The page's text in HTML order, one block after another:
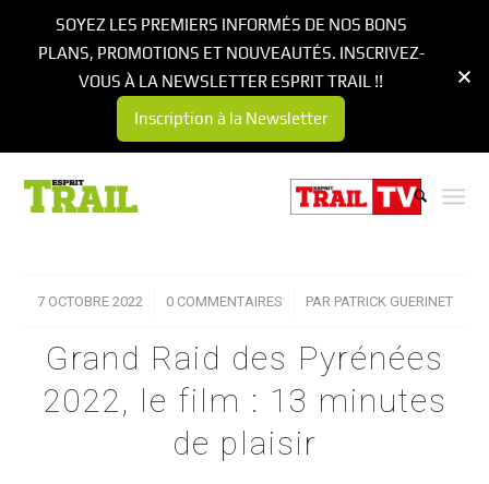
7 OCTOBRE 2022
/ 0 COMMENTAIRES
/ PAR PATRICK GUERINET
Grand Raid des Pyrénées
2022, le film : 13 minutes
de plaisir
SOYEZ LES PREMIERS INFORMÉS DE NOS BONS
PLANS, PROMOTIONS ET NOUVEAUTÉS. INSCRIVEZ-
VOUS À LA NEWSLETTER ESPRIT TRAIL !!
Inscription à la Newsletter